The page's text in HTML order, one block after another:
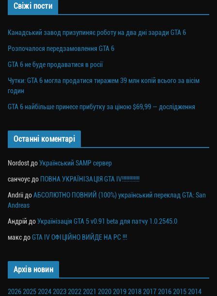
Свіжі пости
Канадський завод призупиняє роботу на два дні заради GTA 6
Розпочалося передзамовлення GTA 6
GTA 6 не буде продаватися в росії
Чутки: GTA 6 могла продатися тиражем 39 млн копій всього за вісім
годин
GTA 6 найбільше принесе прибутку за ціною $69,99 — дослідження
Останні коментарі
Nordost доУкраїнський SAMP сервер
санчоус до ПОВНА УКРАЇНІЗАЦІЯ GTA IV!!!!!!!!!!!!
Andrii доАБСОЛЮТНО ПОВНИЙ (100%) український переклад GTA: San
Andreas
Андрій доУкраїнізація GTA 5 v0.91 beta для патчу 1.0.2545.0
макс доGTA IV ОФІЦІЙНО ВИЙДЕ НА PC !!!
Архів новин
202620252024202320222021 2020201920182017201620152014